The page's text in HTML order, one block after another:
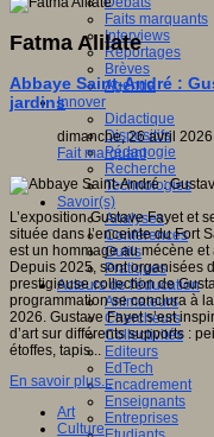
Faits marquants
Interviews
Reportages
Brèves
Agenda
Innover
Didactique
Dispositifs
Pédagogie
Recherche
Technologies
Savoir(s)
Analyses
Conférences
Outils
Pratiques
Acteurs de l'éducation
Animateurs
Chercheurs
Collectivités
Editeurs
EdTech
Encadrement
Enseignants
Entreprises
Fatma Alilate
Abbaye Saint-André :
jardins
dimanche, 26 avril 2026
Fait marquant
L’exposition Gustave Fayet et
située dans l’enceinte du Fort
est un hommage au mécène
Depuis 2025, sont organisées
prestigieuse collection de
programmation se conclura à
2026. Gustave Fayet s’est
d’art sur différents supports :
étoffes, tapis...
En savoir plus...
Art
Culture